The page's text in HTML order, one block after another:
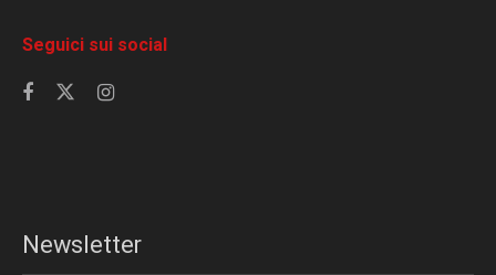
Seguici sui social
Newsletter